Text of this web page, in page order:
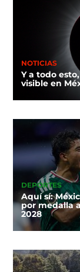
NOTICIAS
Y a todo
visible en
DEPORTES
Aquí sí:
por medalla
2028